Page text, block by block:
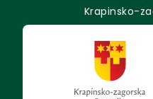
Krapinsko-